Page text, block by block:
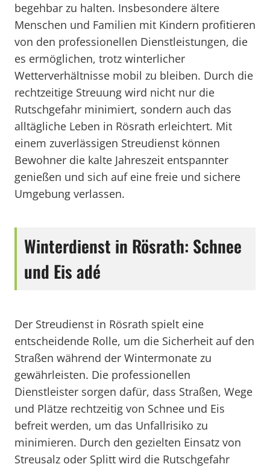
begehbar zu halten. Insbesondere ältere
Menschen und Familien mit Kindern profitieren
von den professionellen Dienstleistungen, die
es ermöglichen, trotz winterlicher
Wetterverhältnisse mobil zu bleiben. Durch die
rechtzeitige Streuung wird nicht nur die
Rutschgefahr minimiert, sondern auch das
alltägliche Leben in Rösrath erleichtert. Mit
einem zuverlässigen Streudienst können
Bewohner die kalte Jahreszeit entspannter
genießen und sich auf eine freie und sichere
Umgebung verlassen.
Winterdienst in Rösrath: Schnee
und Eis adé
Der Streudienst in Rösrath spielt eine
entscheidende Rolle, um die Sicherheit auf den
Straßen während der Wintermonate zu
gewährleisten. Die professionellen
Dienstleister sorgen dafür, dass Straßen, Wege
und Plätze rechtzeitig von Schnee und Eis
befreit werden, um das Unfallrisiko zu
minimieren. Durch den gezielten Einsatz von
Streusalz oder Splitt wird die Rutschgefahr